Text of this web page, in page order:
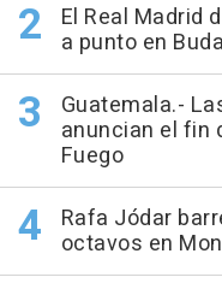
El Real Madrid
a punto en
Guatemala.-
anuncian el fin
Fuego
Rafa Jódar
octavos en